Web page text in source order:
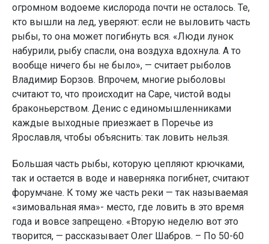
огромном водоеме кислорода почти не осталось. Те,
кто вышли на лед, уверяют: если не выловить часть
рыбы, то она может погибнуть вся. «Люди лунок
набурили, рыбу спасли, она воздуха вдохнула. А то
вообще ничего бы не было», — считает рыболов
Владимир Борзов. Впрочем, многие рыболовы
считают то, что происходит на Саре, чистой воды
браконьерством. Денис с единомышленниками
каждые выходные приезжает в Поречье из
Ярославля, чтобы объяснить: так ловить нельзя.
Большая часть рыбы, которую цепляют крючками,
так и остается в воде и наверняка погибнет, считают
форумчане. К тому же часть реки — так называемая
«зимовальная яма»- место, где ловить в это время
года и вовсе запрещено. «Вторую неделю вот это
творится, — рассказывает Олег Шабров. – По 50-60